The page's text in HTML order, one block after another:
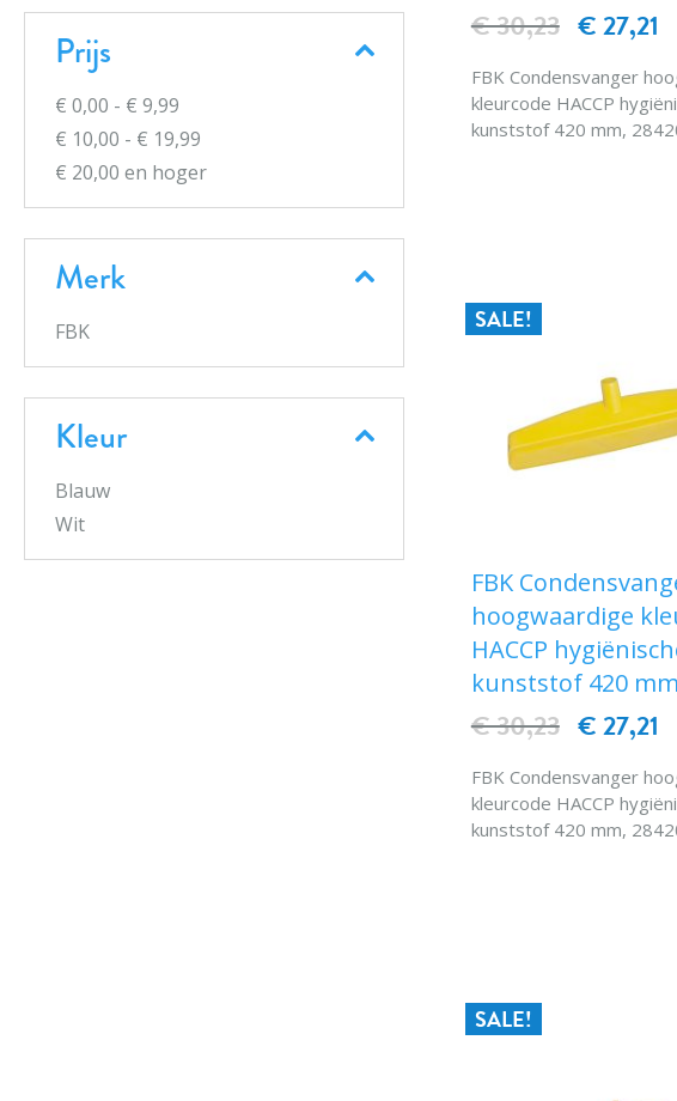
€ 27,21
€ 30,23
FBK Condensvanger
kleurcode HACCP
kunststof 420 mm,
SALE!
FBK
hoogwaardige
HACCP
kunststof 420
€ 27,21
€ 30,23
FBK Condensvanger
kleurcode HACCP
kunststof 420 mm,
SALE!
Prijs
€ 0,00 - € 9,99
€ 10,00 - € 19,99
€ 20,00 en hoger
Merk
FBK
Kleur
Blauw
Wit